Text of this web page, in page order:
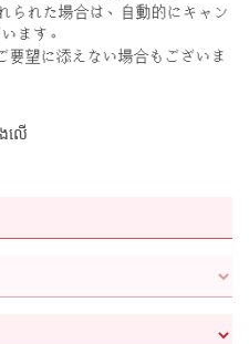
られた場合は、自動的にキャン
ます。
要望に添えない場合もございま
ងលើ